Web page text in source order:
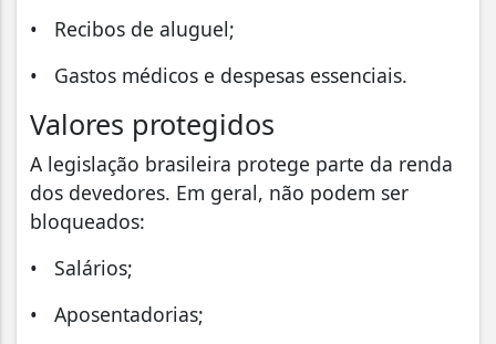
• Recibos de aluguel;
• Gastos médicos e despesas essenciais.
Valores protegidos
A legislação brasileira protege parte da renda
dos devedores. Em geral, não podem ser
bloqueados:
• Salários;
• Aposentadorias;